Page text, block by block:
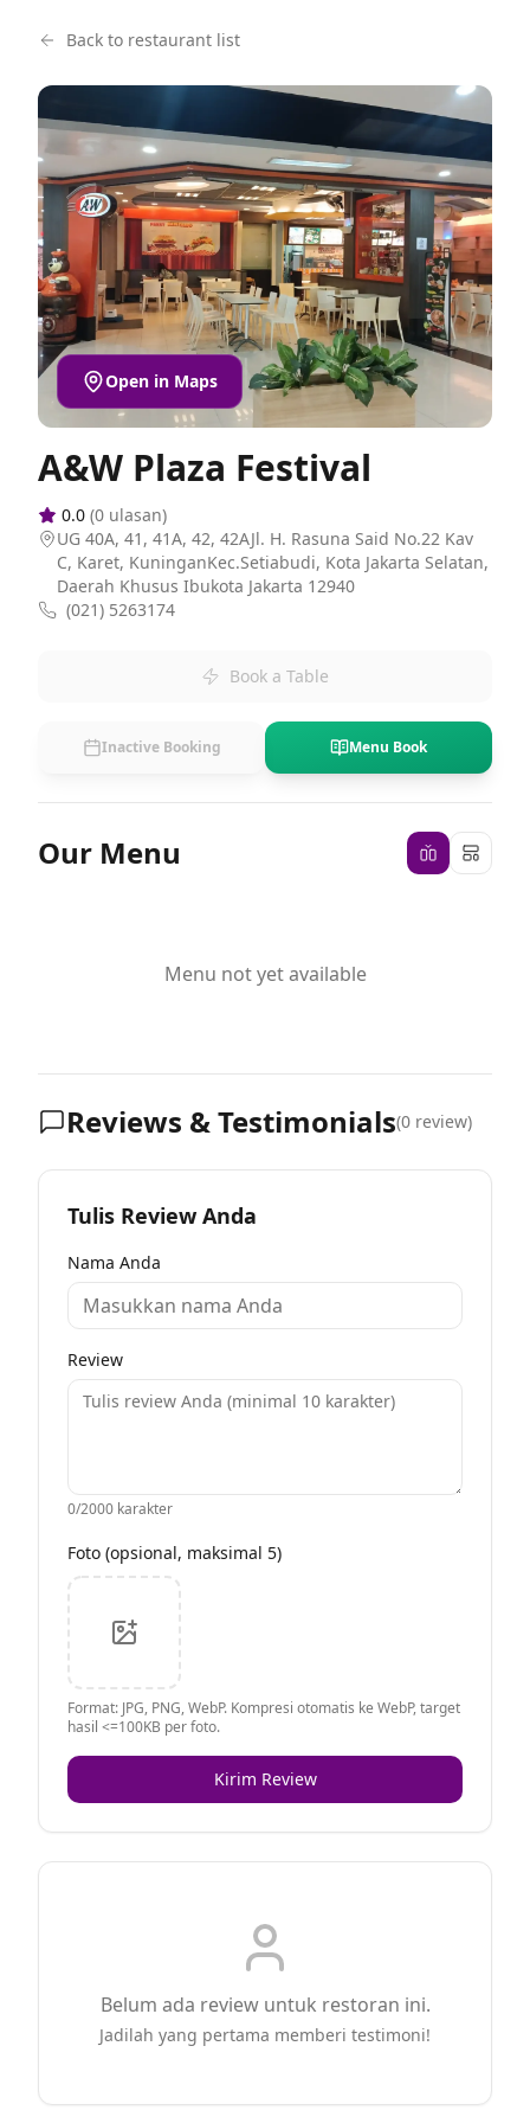
Back to restaurant list
Open in Maps
A&W Plaza Festival
0.0 (0 ulasan)
UG 40A, 41, 41A, 42, 42AJl. H. Rasuna Said No.22 Kav
C, Karet, KuninganKec.Setiabudi, Kota Jakarta Selatan,
Daerah Khusus Ibukota Jakarta 12940
(021) 5263174
Book a Table
Inactive Booking Menu Book
Our Menu
Menu not yet available
Reviews & Testimonials(0 review)
Tulis Review Anda
Nama Anda
Review
0/2000 karakter
Foto (opsional, maksimal 5)
Format: JPG, PNG, WebP. Kompresi otomatis ke WebP, target
hasil <=100KB per foto.
Kirim Review
Belum ada review untuk restoran ini.
Jadilah yang pertama memberi testimoni!